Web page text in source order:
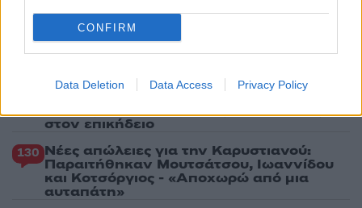
CONFIRM
Data Deletion Data Access Privacy Policy
για την ηλεκτρική διασύνδεση Ελλάδας –
Κύπρου: «Ισχυρή ψήφος εμπιστοσύνης» η
είσοδος της Meridiam στην GSI
Βαρβιτσιώτη: «Ήταν φτιαγμένος από
εκείνο το σπάνιο μέταλλο μιας άλλης
εποχής», είπε ο Κυριάκος Μητσοτάκης
στον επικήδειο
130 Νέες απώλειες για την Καρυστιανού:
Παραιτήθηκαν Μουτσάτσου, Ιωαννίδου
και Κοτσόργιος - «Αποχωρώ από μια
αυταπάτη»